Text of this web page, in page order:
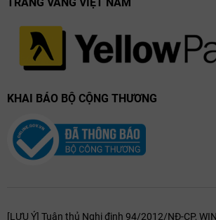
Những Chai Rượu Vang Ngon Tại
Nên thử
Rượu vang Pháp Marcel Deiss Alsace
Rượu vang hồng Famille Perrin Côtes-du-
KHAI BÁO BỘ CỘNG THƯƠNG
[LƯU Ý] Tuân thủ Nghị định 94/2012/NĐ-CP,